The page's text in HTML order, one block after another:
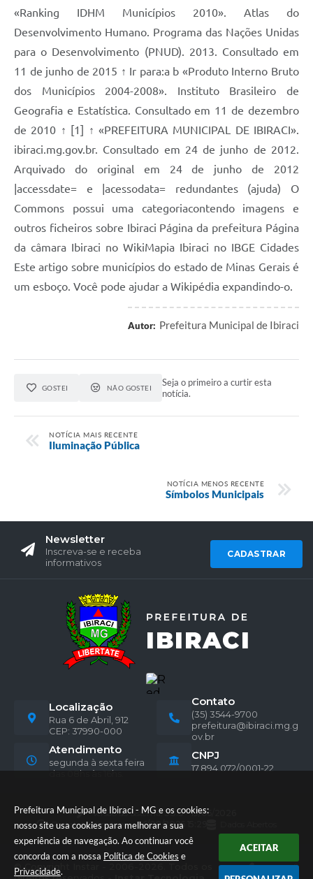
Prefeitura Municipal de Ibiraci - MG e os cookies:
nosso site usa cookies para melhorar a sua
experiência de navegação. Ao continuar você
concorda com a nossa Política de Cookies e
Privacidade.
ACEITAR
«Ranking IDHM Municípios 2010». Atlas do
Desenvolvimento Humano. Programa das Nações Unidas
para o Desenvolvimento (PNUD). 2013. Consultado em
11 de junho de 2015 ↑ Ir para:a b «Produto Interno Bruto
dos Municípios 2004-2008». Instituto Brasileiro de
Geografia e Estatística. Consultado em 11 de dezembro
de 2010 ↑ [1] ↑ «PREFEITURA MUNICIPAL DE IBIRACI».
ibiraci.mg.gov.br. Consultado em 24 de junho de 2012.
Arquivado do original em 24 de junho de 2012
|accessdate= e |acessodata= redundantes (ajuda) O
Commons possui uma categoriacontendo imagens e
outros ficheiros sobre Ibiraci Página da prefeitura Página
da câmara Ibiraci no WikiMapia Ibiraci no IBGE Cidades
Este artigo sobre municípios do estado de Minas Gerais é
um esboço. Você pode ajudar a Wikipédia expandindo-o.
Autor: Prefeitura Municipal de Ibiraci
GOSTEI NÃO GOSTEI
Seja o primeiro a curtir esta
notícia.
NOTÍCIA MAIS RECENTE
Iluminação Pública
NOTÍCIA MENOS RECENTE
Símbolos Municipais
Newsletter
Inscreva-se e receba
informativos
CADASTRAR
Localização
Rua 6 de Abril, 912
CEP: 37990-000
Contato
(35) 3544-9700
prefeitura@ibiraci.mg.g
ov.br
Atendimento
segunda à sexta feira
das 08hs às 16hs.
CNPJ
17.894.072/0001-22
Versão do Sistema: 3.5.3 - 19/06/2026
Portal atualizado em:06/08/2026 15:29
© Copyright Instar - 2006-2026. Todos os